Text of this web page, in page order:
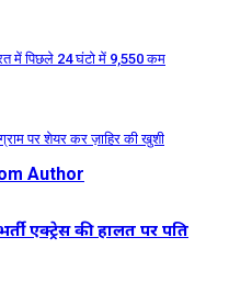
में पिछले 24 घंटो में 9,550 कम
पर शेयर कर ज़ाहिर की खुशी
Author
एक्ट्रेस की हालत पर पति